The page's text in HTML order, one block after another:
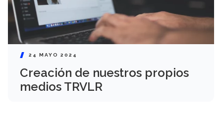
24 MAYO 2024
Creación de nuestros propios
medios TRVLR